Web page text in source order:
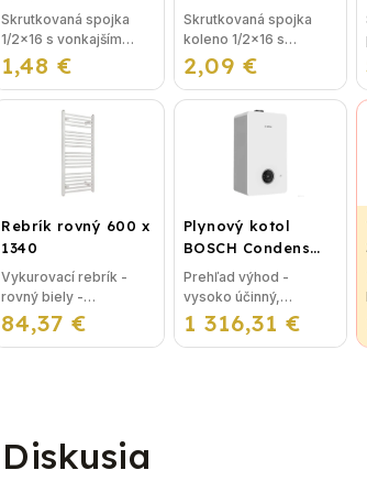
vonkajším závitom
1,48 €
Skrutkovaná spojka
1/2x16 s vonkajším
závitom bez nutnosti
lisovania, použitie pre
plastohlikové potrubie
na vodu alebo kúrenie.
vonkajším závitom
2,09 €
Skrutkovaná spojka
koleno 1/2x16 s
vonkajším závitom bez
nutnosti lisovania,
použitie pre
plastohlikové potrubie
Rebrík rovný 600 x
1340
84,37 €
Vykurovací rebrík -
rovný biely -
rozmer: 600 x 1340
mm - určený na
Plynový kotol
BOSCH Condens
GC2300iW 24 P -
Závesný
kondenzačný
vykurovací kotol
1 316,31 €
Prehľad výhod -
vysoko účinný,
priestorovo úsporný -
intuitivne ovládaný LCD
Diskusia